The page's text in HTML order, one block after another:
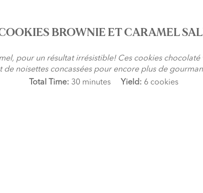
BROWNIE ET CARAMEL
pour un résultat irrésistible! Ces cookies
noisettes concassées pour encore plus de
Total Time: 30 minutes Yield: 6 cookies